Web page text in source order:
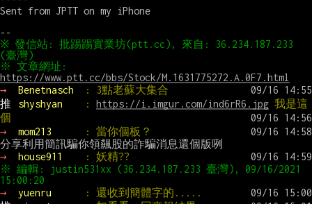
Sent from JPTT on my iPhone
※ 發信站: 批踢踢實業坊(ptt.cc), 來自: 36.234.187.233
https://www.ptt.cc/bbs/Stock/M.1631775272.A.0F7.html
→
Benetnasch
: 3點老蘇大集合
推
shyshyan : https://i.imgur.com/ind6rR6.jpg 我是這
個
→
mom213
: 當你個板？
→
house911
: 妖精??
※ 編輯: justin531xx (36.234.187.233 臺灣), 09/16/2021
→
yuenru
: 還收到簡體字的.....